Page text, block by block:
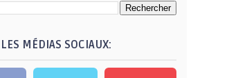
MÉDIAS SOCIAUX: